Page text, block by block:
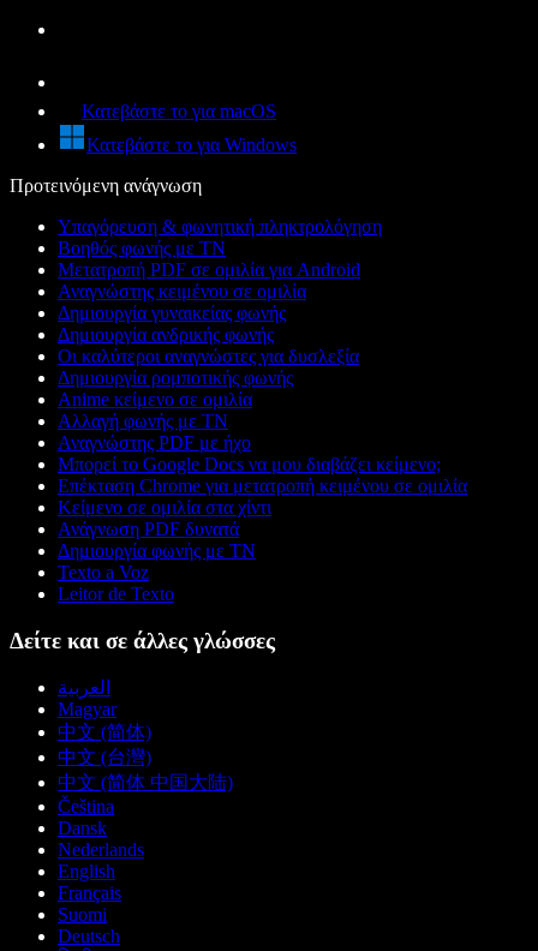
Κατεβάστε το για macOS
Κατεβάστε το για Windows
Προτεινόμενη ανάγνωση
Υπαγόρευση & φωνητική πληκτρολόγηση
Βοηθός φωνής με ΤΝ
Μετατροπή PDF σε ομιλία για Android
Αναγνώστης κειμένου σε ομιλία
Δημιουργία γυναικείας φωνής
Δημιουργία ανδρικής φωνής
Οι καλύτεροι αναγνώστες για δυσλεξία
Δημιουργία ρομποτικής φωνής
Anime κείμενο σε ομιλία
Αλλαγή φωνής με ΤΝ
Αναγνώστης PDF με ήχο
Μπορεί το Google Docs να μου διαβάζει κείμενο;
Επέκταση Chrome για μετατροπή κειμένου σε ομιλία
Κείμενο σε ομιλία στα χίντι
Ανάγνωση PDF δυνατά
Δημιουργία φωνής με ΤΝ
Texto a Voz
Leitor de Texto
Δείτε και σε άλλες γλώσσες
العربية
Magyar
中文 (简体)
中文 (台灣)
中文 (简体 中国大陆)
Čeština
Dansk
Nederlands
English
Français
Suomi
Deutsch